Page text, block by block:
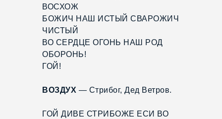
ВОСХОЖ
БОЖИЧ НАШ ИСТЫЙ СВАРОЖИЧ
ЧИСТЫЙ
ВО СЕРДЦЕ ОГОНЬ НАШ РОД
ОБОРОНЬ!
ГОЙ!
ВОЗДУХ — Стрибог, Дед Ветров.
ГОЙ ДИВЕ СТРИБОЖЕ ЕСИ ВО